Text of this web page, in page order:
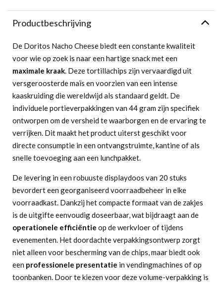
Productbeschrijving
De Doritos Nacho Cheese biedt een constante kwaliteit
voor wie op zoek is naar een hartige snack met een
maximale kraak. Deze tortillachips zijn vervaardigd uit
versgeroosterde maïs en voorzien van een intense
kaaskruiding die wereldwijd als standaard geldt. De
individuele portieverpakkingen van 44 gram zijn specifiek
ontworpen om de versheid te waarborgen en de ervaring te
verrijken. Dit maakt het product uiterst geschikt voor
directe consumptie in een ontvangstruimte, kantine of als
snelle toevoeging aan een lunchpakket.
De levering in een robuuste displaydoos van 20 stuks
bevordert een georganiseerd voorraadbeheer in elke
voorraadkast. Dankzij het compacte formaat van de zakjes
is de uitgifte eenvoudig doseerbaar, wat bijdraagt aan de
operationele efficiëntie op de werkvloer of tijdens
evenementen. Het doordachte verpakkingsontwerp zorgt
niet alleen voor bescherming van de chips, maar biedt ook
een professionele presentatie in vendingmachines of op
toonbanken. Door te kiezen voor deze volume-verpakking is